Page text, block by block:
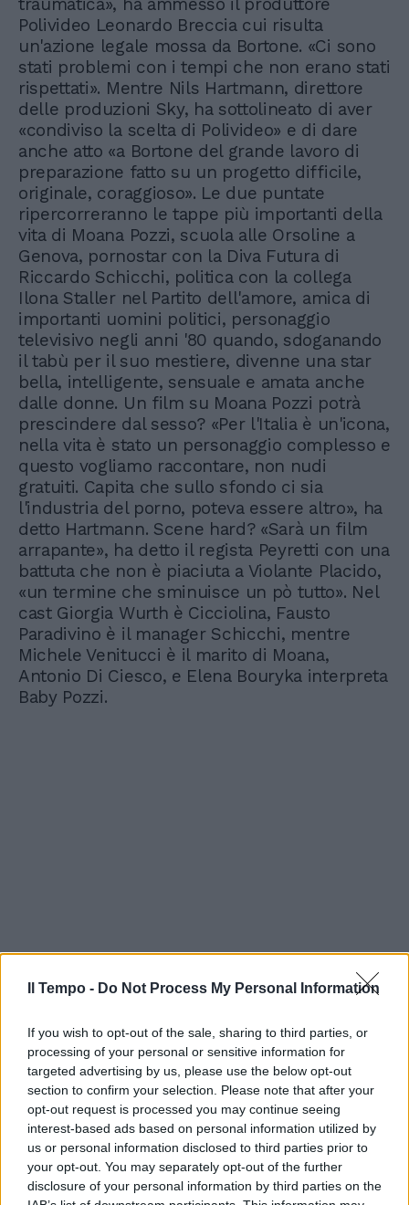
Il Tempo - Do Not Process My Personal Information
If you wish to opt-out of the sale, sharing to third parties, or
processing of your personal or sensitive information for
targeted advertising by us, please use the below opt-out
section to confirm your selection. Please note that after your
opt-out request is processed you may continue seeing
interest-based ads based on personal information utilized by
us or personal information disclosed to third parties prior to
your opt-out. You may separately opt-out of the further
disclosure of your personal information by third parties on the
Polivideo Leonardo Breccia cui risulta
un'azione legale mossa da Bortone. «Ci sono
stati problemi con i tempi che non erano stati
rispettati». Mentre Nils Hartmann, direttore
delle produzioni Sky, ha sottolineato di aver
«condiviso la scelta di Polivideo» e di dare
anche atto «a Bortone del grande lavoro di
preparazione fatto su un progetto difficile,
originale, coraggioso». Le due puntate
ripercorreranno le tappe più importanti della
vita di Moana Pozzi, scuola alle Orsoline a
Genova, pornostar con la Diva Futura di
Riccardo Schicchi, politica con la collega
Ilona Staller nel Partito dell'amore, amica di
importanti uomini politici, personaggio
televisivo negli anni '80 quando, sdoganando
il tabù per il suo mestiere, divenne una star
bella, intelligente, sensuale e amata anche
dalle donne. Un film su Moana Pozzi potrà
prescindere dal sesso? «Per l'Italia è un'icona,
nella vita è stato un personaggio complesso e
questo vogliamo raccontare, non nudi
gratuiti. Capita che sullo sfondo ci sia
l'industria del porno, poteva essere altro», ha
detto Hartmann. Scene hard? «Sarà un film
arrapante», ha detto il regista Peyretti con una
battuta che non è piaciuta a Violante Placido,
«un termine che sminuisce un pò tutto». Nel
cast Giorgia Wurth è Cicciolina, Fausto
Paradivino è il manager Schicchi, mentre
Michele Venitucci è il marito di Moana,
Antonio Di Ciesco, e Elena Bouryka interpreta
Baby Pozzi.